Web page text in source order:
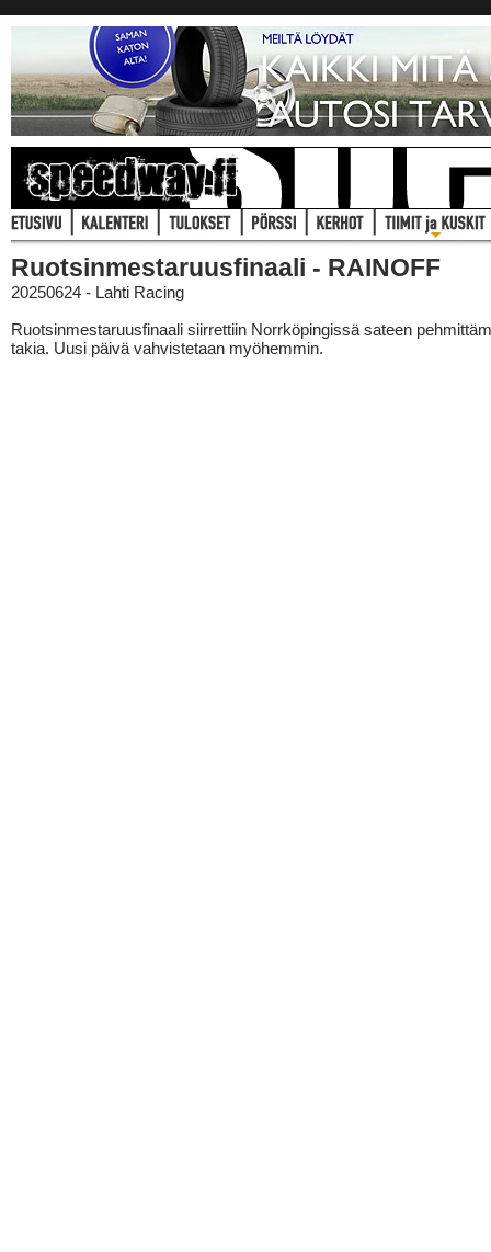
Ruotsinmestaruusfinaali - RAINOFF
20250624 - Lahti Racing
Ruotsinmestaruusfinaali siirrettiin Norrköpingissä sateen
takia. Uusi päivä vahvistetaan myöhemmin.